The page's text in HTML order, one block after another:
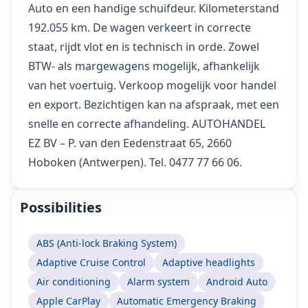
Auto en een handige schuifdeur. Kilometerstand
192.055 km. De wagen verkeert in correcte
staat, rijdt vlot en is technisch in orde. Zowel
BTW- als margewagens mogelijk, afhankelijk
van het voertuig. Verkoop mogelijk voor handel
en export. Bezichtigen kan na afspraak, met een
snelle en correcte afhandeling. AUTOHANDEL
EZ BV – P. van den Eedenstraat 65, 2660
Hoboken (Antwerpen). Tel. 0477 77 66 06.
Possibilities
ABS (Anti-lock Braking System)
Adaptive Cruise Control
Adaptive headlights
Air conditioning
Alarm system
Android Auto
Apple CarPlay
Automatic Emergency Braking